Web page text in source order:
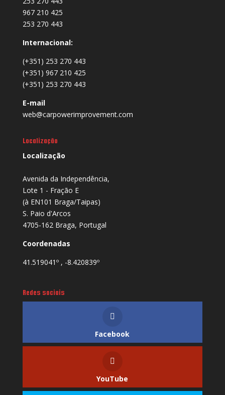
967 210 425
253 270 443
Internacional:
(+351) 253 270 443
(+351) 967 210 425
(+351) 253 270 443
E-mail
web@carpowerimprovement.com
Localização
Localização
Avenida da Independência,
Lote 1 - Fração E
(à EN101 Braga/Taipas)
S. Paio d'Arcos
4705-162 Braga, Portugal
Coordenadas
41.519041º , -8.420839º
Redes sociais
Facebook
YouTube